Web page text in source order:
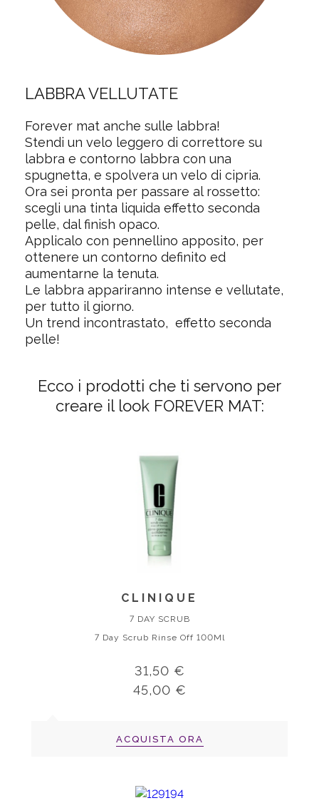
LABBRA VELLUTATE
Forever mat anche sulle labbra!
Stendi un velo leggero di correttore su
labbra e contorno labbra con una
spugnetta, e spolvera un velo di cipria.
Ora sei pronta per passare al rossetto:
scegli una tinta liquida effetto seconda
pelle, dal finish opaco.
Applicalo con pennellino apposito, per
ottenere un contorno definito ed
aumentarne la tenuta.
Le labbra appariranno intense e vellutate,
per tutto il giorno.
Un trend incontrastato, effetto seconda
pelle!
Ecco i prodotti che ti servono per
creare il look FOREVER MAT:
CLINIQUE
7 DAY SCRUB
7 Day Scrub Rinse Off 100Ml
31,50 €
45,00 €
ACQUISTA ORA